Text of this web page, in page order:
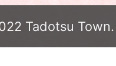
Tadotsu